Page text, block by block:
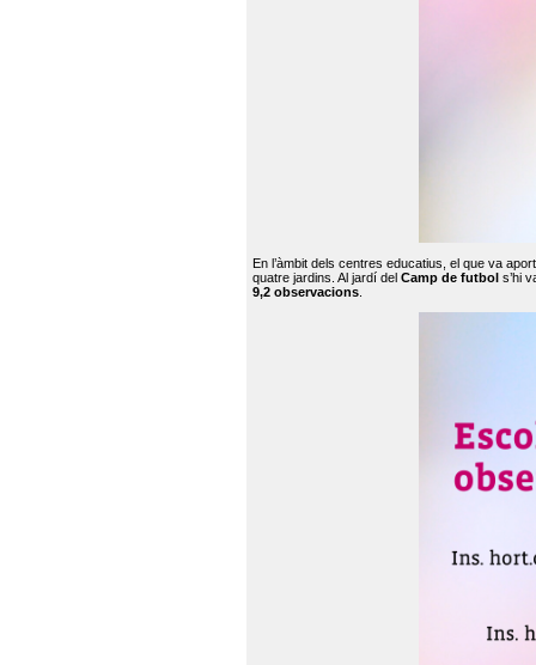
En l’àmbit dels centres educatius, el que va
quatre jardins. Al jardí del Camp de futbol s’hi
9,2 observacions